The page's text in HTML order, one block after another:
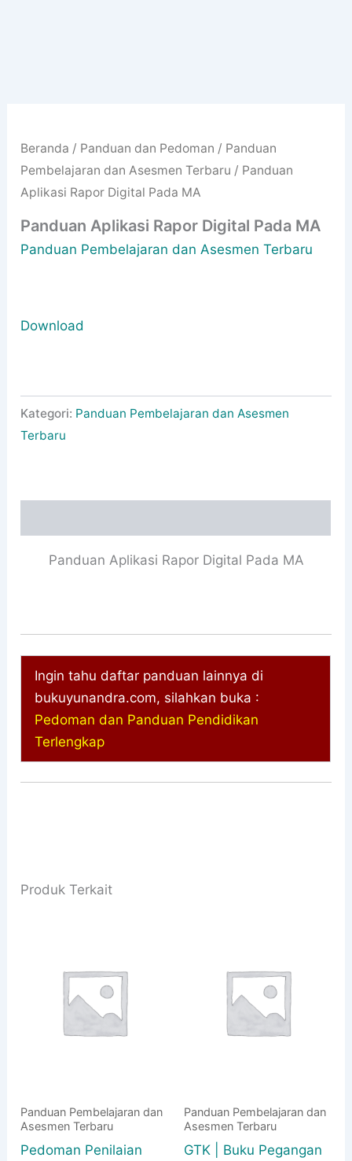
Beranda / Panduan dan Pedoman / Panduan
Pembelajaran dan Asesmen Terbaru / Panduan
Aplikasi Rapor Digital Pada MA
Panduan Aplikasi Rapor Digital Pada MA
Panduan Pembelajaran dan Asesmen Terbaru
Download
Kategori: Panduan Pembelajaran dan Asesmen
Terbaru
Panduan Aplikasi Rapor Digital Pada MA
Ingin tahu daftar panduan lainnya di
bukuyunandra.com, silahkan buka :
Pedoman dan Panduan Pendidikan
Terlengkap
Produk Terkait
Panduan Pembelajaran dan
Asesmen Terbaru
Pedoman Penilaian
Panduan Pembelajaran dan
Asesmen Terbaru
GTK | Buku Pegangan